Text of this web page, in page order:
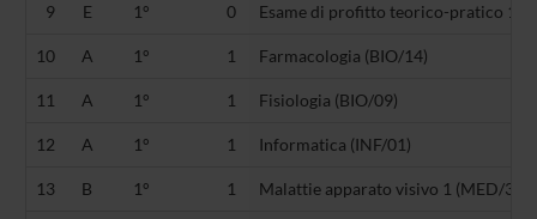
9 E 1° 0 Esame di profitto teorico-pratico 1 (-)
10 A 1° 1 Farmacologia (BIO/14)
11 A 1° 1 Fisiologia (BIO/09)
12 A 1° 1 Informatica (INF/01)
13 B 1° 1 Malattie apparato visivo 1 (MED/30)